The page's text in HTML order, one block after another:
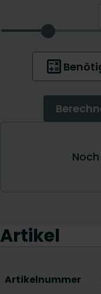
Artikel
Artikelnummer